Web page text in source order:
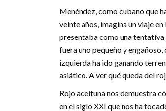
Menéndez, como cubano que
veinte años, imagina un viaje
presentaba como una
fuera uno pequeño y
izquierda ha ido ganando
asiático. A ver qué queda del
Rojo aceituna nos demuestra
en el siglo XXI que nos ha